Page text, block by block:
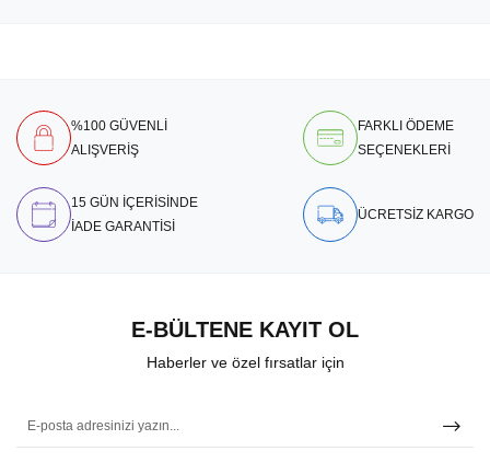
%100 GÜVENLİ
ALIŞVERİŞ
FARKLI ÖDEME
SEÇENEKLERİ
15 GÜN İÇERİSİNDE
İADE GARANTİSİ
ÜCRETSİZ KARGO
E-BÜLTENE KAYIT OL
Haberler ve özel fırsatlar için